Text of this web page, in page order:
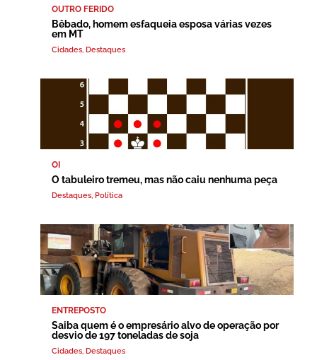
OUTRO FERIDO
Bêbado, homem esfaqueia esposa várias vezes
em MT
Cidades, Destaques
OI
O tabuleiro tremeu, mas não caiu nenhuma peça
Destaques, Política
ENTREPOSTO
Saiba quem é o empresário alvo de operação por
desvio de 197 toneladas de soja
Cidades, Destaques